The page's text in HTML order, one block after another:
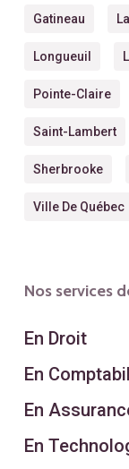
Gatineau
Longueuil
Pointe-Claire
Saint-Lambert
Sherbrooke
Ville De Québec
Nos services
En Droit
En
En
En